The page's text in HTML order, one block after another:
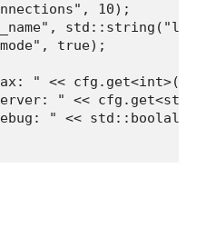
10);
true);
" <<
" <<
" <<